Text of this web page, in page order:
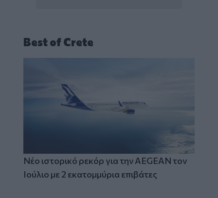
Best of Crete
Νέο ιστορικό ρεκόρ για την AEGEAN τον
Ιούλιο με 2 εκατομμύρια επιβάτες